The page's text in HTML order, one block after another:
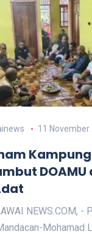
11 November
DOAMU
NEWS.COM, -
Mohamad